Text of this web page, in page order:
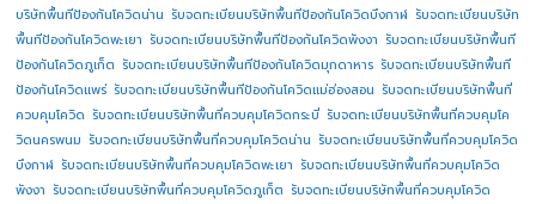
บริษัทพื้นทีป้องกันโควิดน่าน รับจดทะเบียนบริษัทพื้นทีป้องกันโควิดบึงกาฬ รับจดทะเบียนบริษัท
พื้นทีป้องกันโควิดพะเยา รับจดทะเบียนบริษัทพื้นทีป้องกันโควิดพังงา รับจดทะเบียนบริษัทพื้นที
ป้องกันโควิดภูเก็ต รับจดทะเบียนบริษัทพื้นทีป้องกันโควิดมุกดาหาร รับจดทะเบียนบริษัทพื้นที
ป้องกันโควิดแพร่ รับจดทะเบียนบริษัทพื้นทีป้องกันโควิดแม่ฮ่องสอน รับจดทะเบียนบริษัทพื้นที่
ควบคุมโควิด รับจดทะเบียนบริษัทพื้นที่ควบคุมโควิดกระบี่ รับจดทะเบียนบริษัทพื้นที่ควบคุมโค
วิดนครพนม รับจดทะเบียนบริษัทพื้นที่ควบคุมโควิดน่าน รับจดทะเบียนบริษัทพื้นที่ควบคุมโควิด
บึงกาฬ รับจดทะเบียนบริษัทพื้นที่ควบคุมโควิดพะเยา รับจดทะเบียนบริษัทพื้นที่ควบคุมโควิด
พังงา รับจดทะเบียนบริษัทพื้นที่ควบคุมโควิดภูเก็ต รับจดทะเบียนบริษัทพื้นที่ควบคุมโควิด